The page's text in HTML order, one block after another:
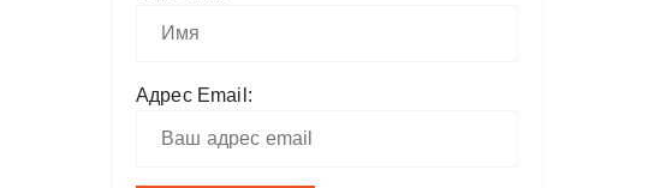
Адрес Email: